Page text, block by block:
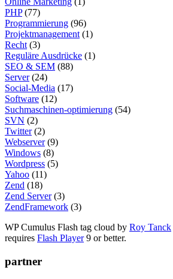
PHP(77)
Programmierung (96)
Projektmanagement (1)
Recht (3)
Reguläre Ausdrücke (1)
SEO & SEM (88)
Server(24)
Social-Media (17)
Software (12)
Suchmaschinen-optimierung (54)
SVN (2)
Twitter(2)
Webserver(9)
Windows (8)
Wordpress (5)
Yahoo (11)
Zend (18)
Zend Server(3)
ZendFramework (3)
WP Cumulus Flash tag cloud by Roy Tanck
requires Flash Player9 or better.
partner